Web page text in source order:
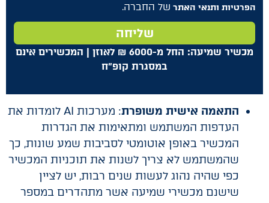
הפרטיות ותנאי האתר של החברה.
שליחה
מכשיר שמיעה: החל מ-6000 ₪ לאוזן | המכשירים אינם
במסגרת קופ"ח
התאמה אישית משופרת
: מערכות AI לומדות את
העדפות המשתמש ומתאימות את הגדרות
המכשיר באופן אוטומטי לסביבות שמע שונות, כך
שהמשתמש לא צריך לשנות את תוכניות המכשיר
כפי שהיה נהוג לעשות שנים רבות, יש לציין
שישנם מכשירי שמיעה אשר מתהדרים במספר